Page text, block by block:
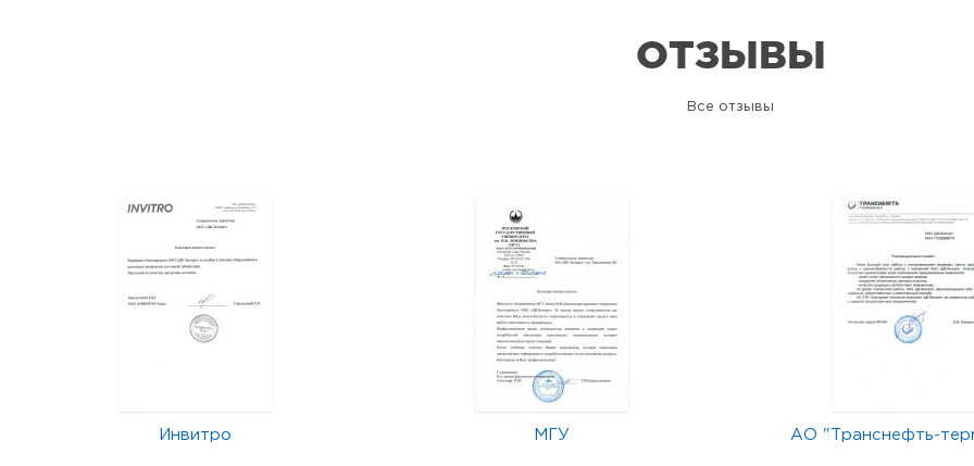
ОТЗЫВЫ
Все отзывы
Инвитро МГУ АО "Транснефть-